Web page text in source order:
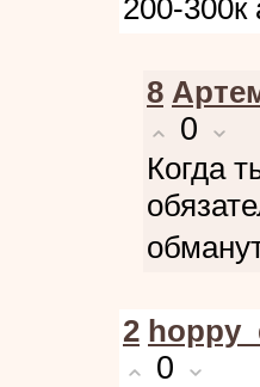
200-300к
8
0
Когда
2
0